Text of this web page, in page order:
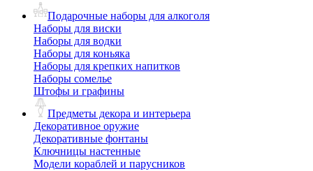
Подарочные наборы для алкоголя
Наборы для виски
Наборы для водки
Наборы для коньяка
Наборы для крепких напитков
Наборы сомелье
Штофы и графины
Предметы декора и интерьера
Декоративное оружие
Декоративные фонтаны
Ключницы настенные
Модели кораблей и парусников